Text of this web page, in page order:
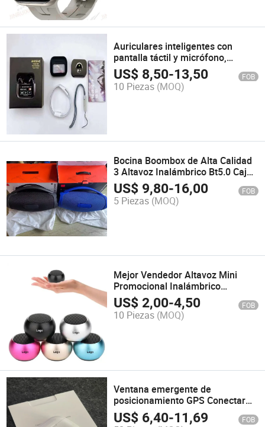
Auriculares inteligentes con
pantalla táctil y micrófono,
controles táctiles de graves para
deportes y viajes
US$ 8,50-13,50 FOB
10 Piezas (MOQ)
Bocina Boombox de Alta Calidad
3 Altavoz Inalámbrico Bt5.0 Caja
de Fiesta al Aire Libre Subwoofer
de Alta Potencia para Exterior 2
US$ 9,80-16,00 FOB
5 Piezas (MOQ)
Mejor Vendedor Altavoz Mini
Promocional Inalámbrico
Recargable con Subwoofer
US$2,00-4,50 FOB
10 Piezas (MOQ)
Ventana emergente de
posicionamiento GPS Conectar
Air PRO 2 Auriculares
inalámbricos Bluetooth
US$ 6,40-11,69 FOB